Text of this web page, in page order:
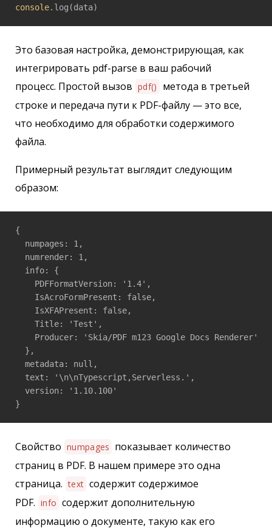
console.log(data)
Это базовая настройка, демонстрирующая, как
интегрировать pdf-parse в ваш рабочий
процесс. Простой вызов pdf()
метода в третьей
строке и передача пути к PDF-файлу — это все,
что необходимо для обработки содержимого
файла.
Примерный результат выглядит следующим
образом:
{
  numpages: 1,
  numrender: 1,
  info: {
    PDFFormatVersion: '1.4',
    IsAcroFormPresent: false,
    IsXFAPresent: false,
    Title: 'Test',
    Producer: 'Skia/PDF m123 Google Docs Renderer'
  },
  metadata: null,
  text: '\n\nTypescript,Serverless.',
  version: '1.10.100'
}
Свойство numpages показывает количество
страниц в PDF. В нашем примере это одна
страница. text содержит содержимое
PDF. info содержит дополнительную
информацию о документе, такую как его